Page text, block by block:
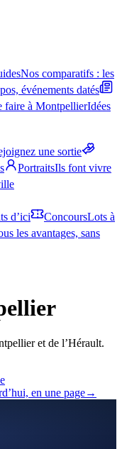
Nos comparatifs : les
événements datés
faire à MontpellierIdées
une sortie
PortraitsIls font vivre
d’ici ConcoursLots à
les avantages, sans
et de l’Hérault.
en une page→